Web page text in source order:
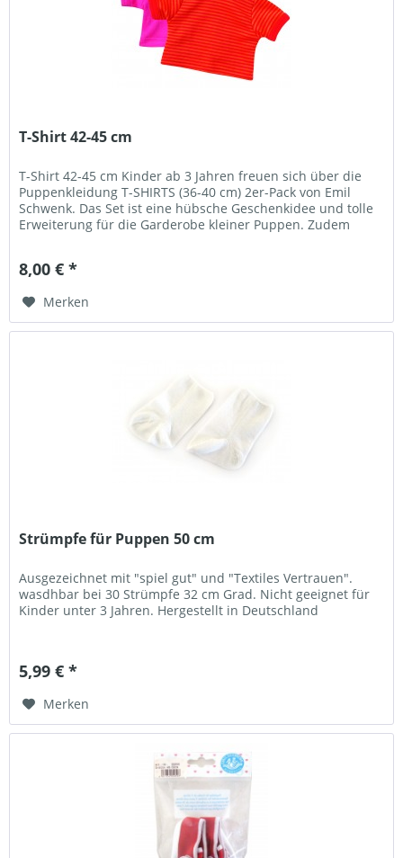
T-Shirt 42-45 cm
T-Shirt 42-45 cm Kinder ab 3 Jahren freuen sich über die
Puppenkleidung T-SHIRTS (36-40 cm) 2er-Pack von Emil
Schwenk. Das Set ist eine hübsche Geschenkidee und tolle
Erweiterung für die Garderobe kleiner Puppen. Zudem
8,00 € *
Merken
Strümpfe für Puppen 50 cm
Ausgezeichnet mit "spiel gut" und "Textiles Vertrauen".
wasdhbar bei 30 Strümpfe 32 cm Grad. Nicht geeignet für
Kinder unter 3 Jahren. Hergestellt in Deutschland
5,99 € *
Merken